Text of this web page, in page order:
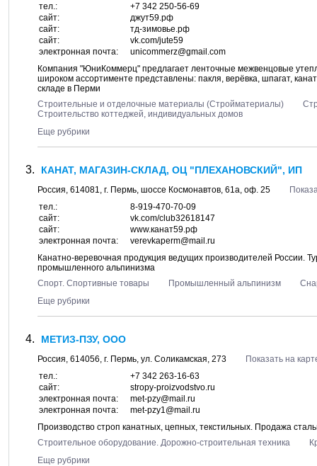
тел.:
+7 342 250-56-69
сайт:
джут59.рф
сайт:
тд-зимовье.рф
сайт:
vk.com/jute59
электронная почта:
unicommerz@gmail.com
Компания "ЮниКоммерц" предлагает ленточные межвенцовые
широком ассортименте представлены: пакля, верёвка, шпагат,
складе в Перми
Строительные и отделочные материалы (Стройматериалы)
Строительство коттеджей, индивидуальных домов
Еще рубрики
КАНАТ, МАГАЗИН-СКЛАД, ОЦ "ПЛЕХАНОВСКИЙ", ИП
Россия, 614081, г. Пермь, шоссе Космонавтов, 61а, оф. 25
тел.:
8-919-470-70-09
сайт:
vk.com/club32618147
сайт:
www.канат59.рф
электронная почта:
verevkaperm@mail.ru
Канатно-веревочная продукция ведущих производителей России.
промышленного альпинизма
Спорт. Спортивные товары
Промышленный альпинизм
Еще рубрики
МЕТИЗ-ПЗУ, ООО
Россия, 614056, г. Пермь, ул. Соликамская, 273
Показать на
тел.:
+7 342 263-16-63
сайт:
stropy-proizvodstvo.ru
электронная почта:
met-pzy@mail.ru
электронная почта:
met-pzy1@mail.ru
Производство строп канатных, цепных, текстильных. Продажа
Строительное оборудование. Дорожно-строительная техника
Еще рубрики